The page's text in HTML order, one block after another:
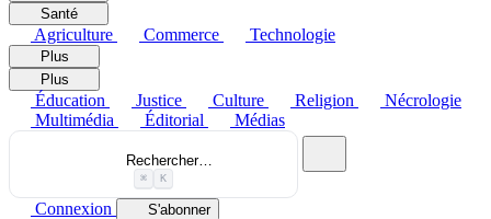
Santé
Agriculture Commerce Technologie
Plus
Plus
Éducation Justice Culture Religion
Nécrologie
Multimédia
Éditorial Médias
Rechercher…
⌘ K
Connexion S'abonner